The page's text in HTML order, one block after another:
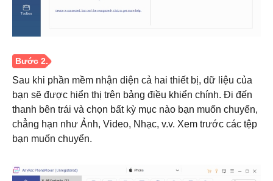
Sau khi phần mềm nhận diện cả hai thiết bị, dữ liệu của
bạn sẽ được hiển thị trên bảng điều khiển chính. Đi đến
thanh bên trái và chọn bất kỳ mục nào bạn muốn chuyển,
chẳng hạn như Ảnh, Video, Nhạc, v.v. Xem trước các tệp
bạn muốn chuyển.